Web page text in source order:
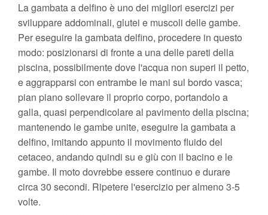
La gambata a delfino è uno dei migliori esercizi per
sviluppare addominali, glutei e muscoli delle gambe.
Per eseguire la gambata delfino, procedere in questo
modo: posizionarsi di fronte a una delle pareti della
piscina, possibilmente dove l'acqua non superi il petto,
e aggrapparsi con entrambe le mani sul bordo vasca;
pian piano sollevare il proprio corpo, portandolo a
galla, quasi perpendicolare al pavimento della piscina;
mantenendo le gambe unite, eseguire la gambata a
delfino, imitando appunto il movimento fluido del
cetaceo, andando quindi su e giù con il bacino e le
gambe. Il moto dovrebbe essere continuo e durare
circa 30 secondi. Ripetere l'esercizio per almeno 3-5
volte.